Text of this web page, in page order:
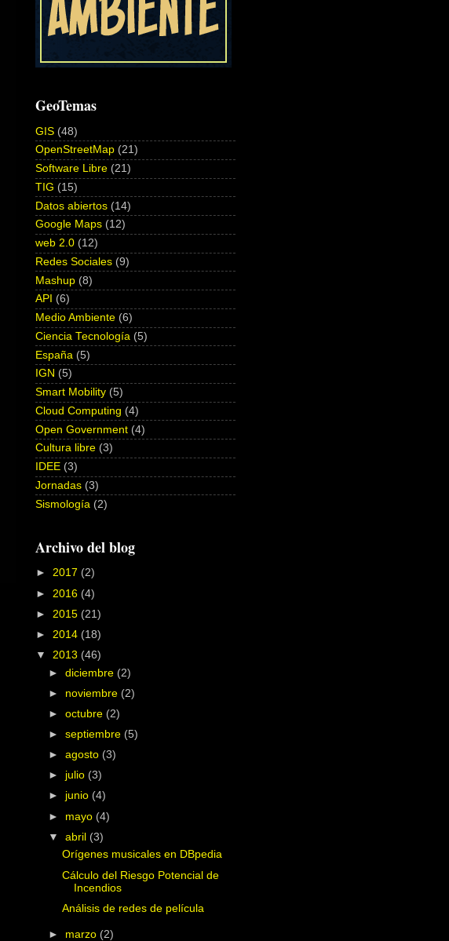
GeoTemas
GIS (48)
OpenStreetMap (21)
Software Libre (21)
TIG (15)
Datos abiertos (14)
Google Maps (12)
web 2.0 (12)
Redes Sociales (9)
Mashup (8)
API (6)
Medio Ambiente (6)
Ciencia Tecnología (5)
España (5)
IGN (5)
Smart Mobility (5)
Cloud Computing (4)
Open Government (4)
Cultura libre (3)
IDEE (3)
Jornadas (3)
Sismología (2)
Archivo del blog
► 2017 (2)
► 2016 (4)
► 2015 (21)
► 2014 (18)
▼ 2013 (46)
►diciembre (2)
► noviembre (2)
►octubre (2)
►septiembre (5)
►agosto (3)
► julio (3)
► junio (4)
► mayo (4)
▼abril (3)
Orígenes musicales en DBpedia
Cálculo del Riesgo Potencial de
Incendios
Análisis de redes de película
► marzo (2)